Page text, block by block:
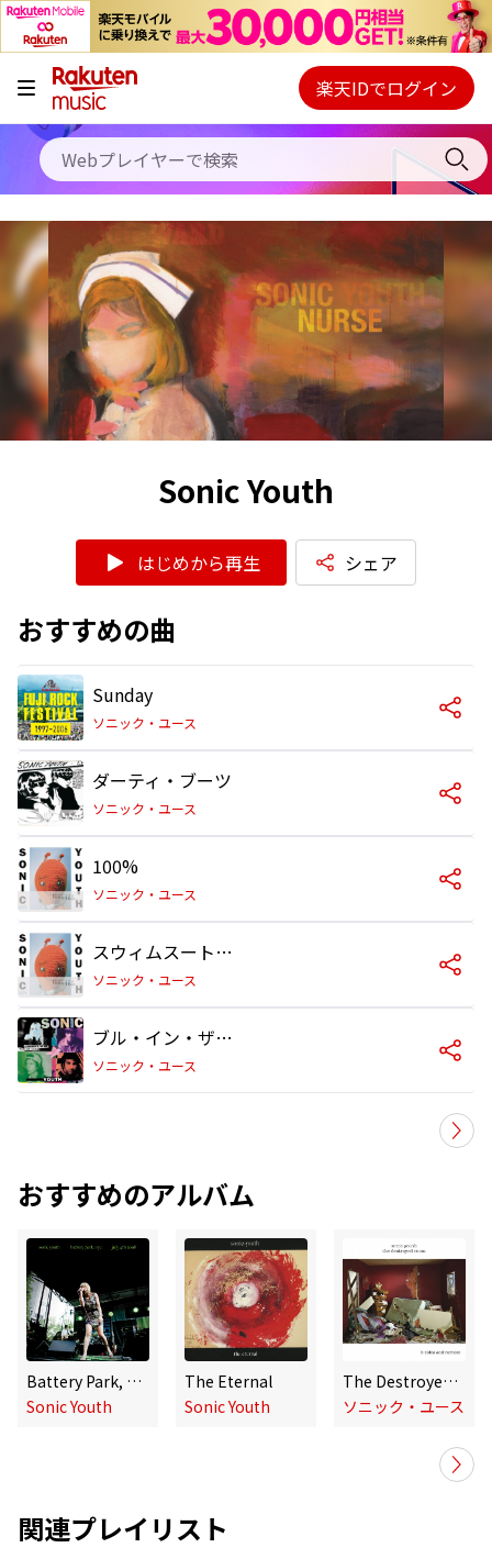
キャンペーン
料金プラン
使い方
初回30日間無料お試し
Webプレイヤー
ご契約内容の確認・変更
楽天IDでログイン
Sonic Youth
はじめから再生 シェア
おすすめの曲
Sunday
ソニック・ユース
ダーティ・ブーツ
ソニック・ユース
100%
ソニック・ユース
スウィムスート・イシュー
ソニック・ユース
ブル・イン・ザ・へザー
ソニック・ユース
おすすめのアルバム
Battery Park, NYC: July 4th 2008
Sonic Youth
The Eternal
Sonic Youth
The Destroyed Room
ソニック・ユース
関連プレイリスト